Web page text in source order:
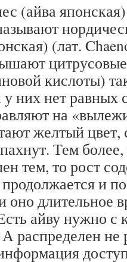
(айва
(лат.
кислоты)
у них нет равных
на
желтый цвет,
Тем
тем, то рост
и
оно длительное
айву нужно с
распределен не